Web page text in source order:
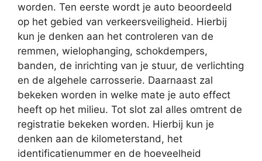
worden. Ten eerste wordt je auto beoordeeld
op het gebied van verkeersveiligheid. Hierbij
kun je denken aan het controleren van de
remmen, wielophanging, schokdempers,
banden, de inrichting van je stuur, de verlichting
en de algehele carrosserie. Daarnaast zal
bekeken worden in welke mate je auto effect
heeft op het milieu. Tot slot zal alles omtrent de
registratie bekeken worden. Hierbij kun je
denken aan de kilometerstand, het
identificatienummer en de hoeveelheid